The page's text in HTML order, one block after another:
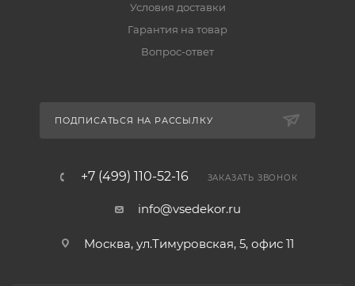
Условия доставки
Гарантия на товар
Вопрос-ответ
ПОДПИСАТЬСЯ НА РАССЫЛКУ
+7 (499) 110-52-16 ЗАКАЗАТЬ ЗВОНОК
info@vsedekor.ru
Москва, ул.Тимуровская, 5, офис 11